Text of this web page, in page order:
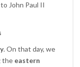
John Paul II
. On that day, we
the eastern